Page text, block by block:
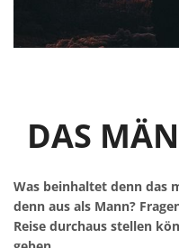
DAS
Was beinhaltet denn das
denn aus als Mann?
Reise durchaus stellen